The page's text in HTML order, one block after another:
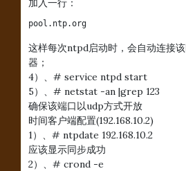
pool.ntp.org
这样每次ntpd启动时，会自动连接
器；
4）、# service ntpd start
5）、# netstat -an |grep 123
确保该端口以udp方式开放
时间客户端配置(192.168.10.2)
1）、# ntpdate 192.168.10.2
应该显示同步成功
2）、# crond -e